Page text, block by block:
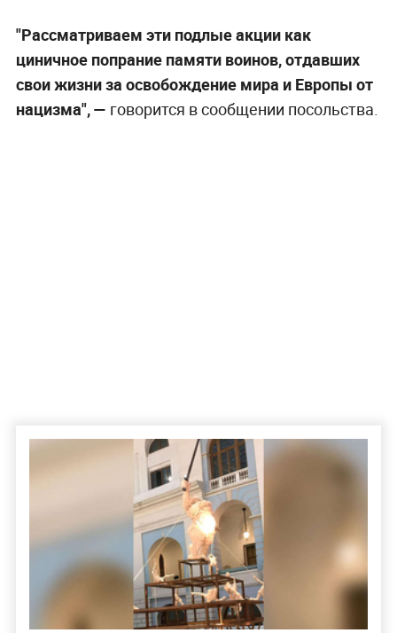
"Рассматриваем эти подлые акции как
циничное попрание памяти воинов, отдавших
свои жизни за освобождение мира и Европы от
нацизма", — говорится в сообщении посольства.